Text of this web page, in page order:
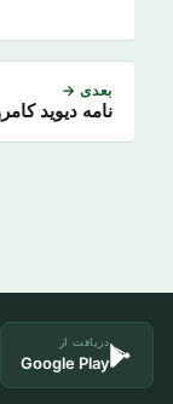
بعدی →
نامه دیوید
دریافت از
Google Play